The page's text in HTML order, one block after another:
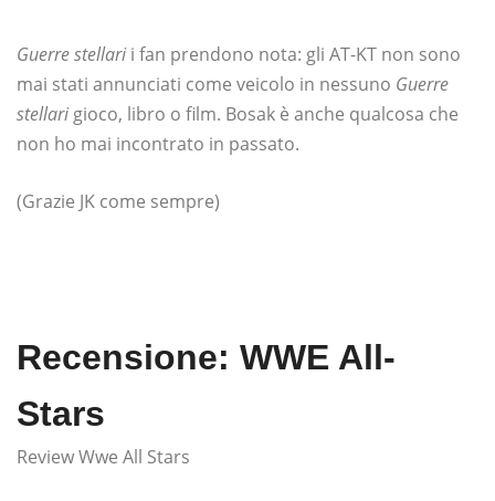
Guerre stellari i fan prendono nota: gli AT-KT non sono
mai stati annunciati come veicolo in nessuno Guerre
stellari gioco, libro o film. Bosak è anche qualcosa che
non ho mai incontrato in passato.
(Grazie JK come sempre)
Recensione: WWE All-
Stars
Review Wwe All Stars